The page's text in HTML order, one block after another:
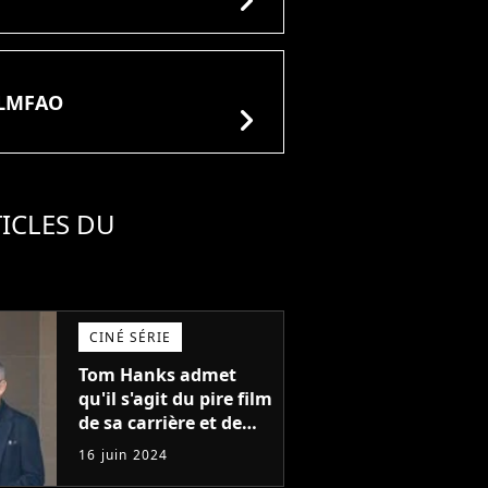
chevron_right
DU
CINÉ SÉRIE
Tom Hanks admet
qu'il s'agit du pire film
de sa carrière et de
l'un des pires de
l'histoire du cinéma :
16 juin 2024